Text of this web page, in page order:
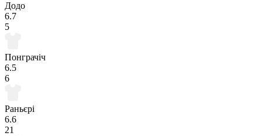
Додо
6.7
5
Понграчіч
6.5
6
Раньєрі
6.6
21